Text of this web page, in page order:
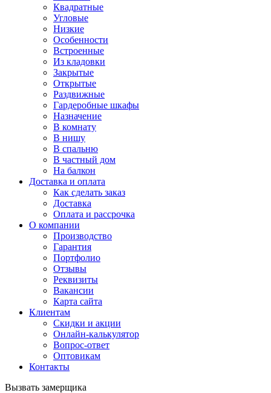
Квадратные
Угловые
Низкие
Особенности
Встроенные
Из кладовки
Закрытые
Открытые
Раздвижные
Гардеробные шкафы
Назначение
В комнату
В нишу
В спальню
В частный дом
На балкон
Доставка и оплата
Как сделать заказ
Доставка
Оплата и рассрочка
О компании
Производство
Гарантия
Портфолио
Отзывы
Реквизиты
Вакансии
Карта сайта
Клиентам
Скидки и акции
Онлайн-калькулятор
Вопрос-ответ
Оптовикам
Контакты
Вызвать замерщика